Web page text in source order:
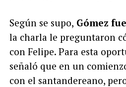
Según se supo, Gómez
la charla le preguntaron
con Felipe. Para esta
señaló que en un
con el santandereano,